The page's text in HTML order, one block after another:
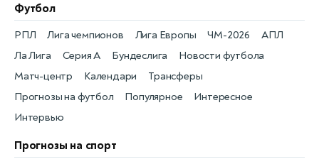
Футбол
Новости футбола
РПЛ
Матч-центр
Лига чемпионов
Календари
Лига Европы
Трансферы
ЧМ-2026
Прогнозы на футбол
АПЛ
Популярное
Ла Лига
Интересное
Серия А
Интервью
Бундеслига
Прогнозы на спорт